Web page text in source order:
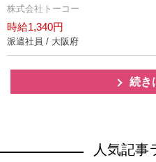
株式会社トーコー
時給1,340円
派遣社員 / 大阪府
続き
人気記事